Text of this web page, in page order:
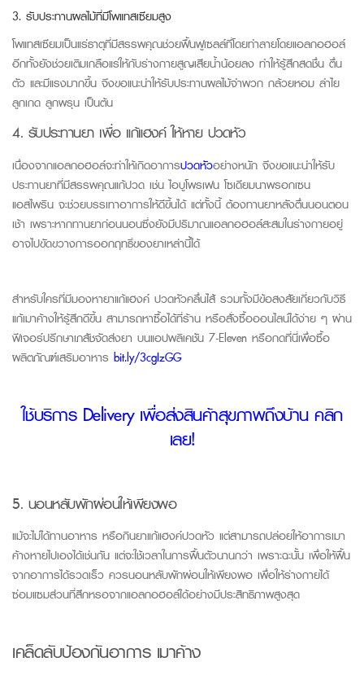
3. รับประทานผลไม้ที่มีโพแทสเซียมสูง
โพแทสเซียมเป็นแร่ธาตุที่มีสรรพคุณช่วยฟื้นฟูเซลล์ที่โดยทำลายโดยแอลกอฮอล์
อีกทั้งยังช่วยเติมเกลือแร่ให้กับร่างกายสูญเสียน้ำน้อยลง ทำให้รู้สึกสดชื่น ตื่น
ตัว และมีแรงมากขึ้น จึงขอแนะนำให้รับประทานผลไม้จำพวก กล้วยหอม ลำไย
ลูกเกด ลูกพรุน เป็นต้น
4. รับประทานยา เพื่อ แก้แฮงค์ ให้หาย ปวดหัว
เนื่องจากแอลกอฮอล์จะทำให้เกิดอาการปวดหัวอย่างหนัก จึงขอแนะนำให้รับ
ประทานยาที่มีสรรพคุณแก้ปวด เช่น ไอบูโพรเฟน โซเดียมนาพรอกเซน
แอสไพริน จะช่วยบรรเทาอาการให้ดีขึ้นได้ แต่ทั้งนี้ ต้องทานยาหลังตื่นนอนตอน
เช้า เพราะหากทานยาก่อนนอนซึ่งยังมีปริมาณแอลกอฮอล์สะสมในร่างกายอยู่
อาจไปขัดขวางการออกฤทธิ์ของยาเหล่านี้ได้
สำหรับใครที่มีมองหายาแก้แฮงค์ ปวดหัวคลื่นไส้ รวมทั้งมีข้อสงสัยเกี่ยวกับวิธี
แก้เมาค้างให้รู้สึกดีขึ้น สามารถหาซื้อได้ที่ร้าน หรือสั่งซื้อออนไลน์ได้ง่าย ๆ ผ่าน
ฟีเจอร์ปรึกษาเภสัชจัดส่งยา บนแอปพลิเคชัน 7-Eleven หรือกดที่นี่เพื่อซื้อ
ผลิตภัณฑ์เสริมอาหาร bit.ly/3cgIzGG
ใช้บริการ Delivery เพื่อส่งสินค้าสุขภาพถึงบ้าน คลิก
เลย!
5. นอนหลับพักผ่อนให้เพียงพอ
แม้จะไม่ได้ทานอาหาร หรือกินยาแก้แฮงค์ปวดหัว แต่สามารถปล่อยให้อาการเมา
ค้างหายไปเองได้เช่นกัน แต่จะใช้เวลาในการฟื้นตัวนานกว่า เพราะฉะนั้น เพื่อให้ฟื้น
จากอาการได้รวดเร็ว ควรนอนหลับพักผ่อนให้เพียงพอ เพื่อให้ร่างกายได้
ซ่อมแซมส่วนที่สึกหรอจากแอลกอฮอล์ได้อย่างมีประสิทธิภาพสูงสุด
เคล็ดลับป้องกันอาการ เมาค้าง